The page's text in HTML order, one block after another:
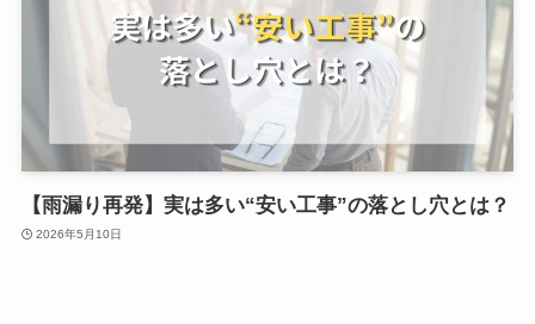
【雨漏り再発】実は多い“安い工事”の落とし穴とは？
2026年5月10日